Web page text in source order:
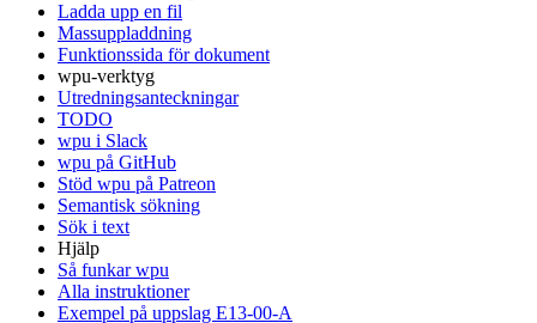
Ladda upp en fil
Massuppladdning
Funktionssida för dokument
wpu-verktyg
Utredningsanteckningar
TODO
wpu i Slack
wpu på GitHub
Stöd wpu på Patreon
Semantisk sökning
Sök i text
Hjälp
Så funkar wpu
Alla instruktioner
Exempel på uppslag E13-00-A